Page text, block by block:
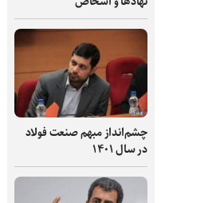
چشم‌انداز مبهم صنعت فولاد
در سال ۱۴۰۱